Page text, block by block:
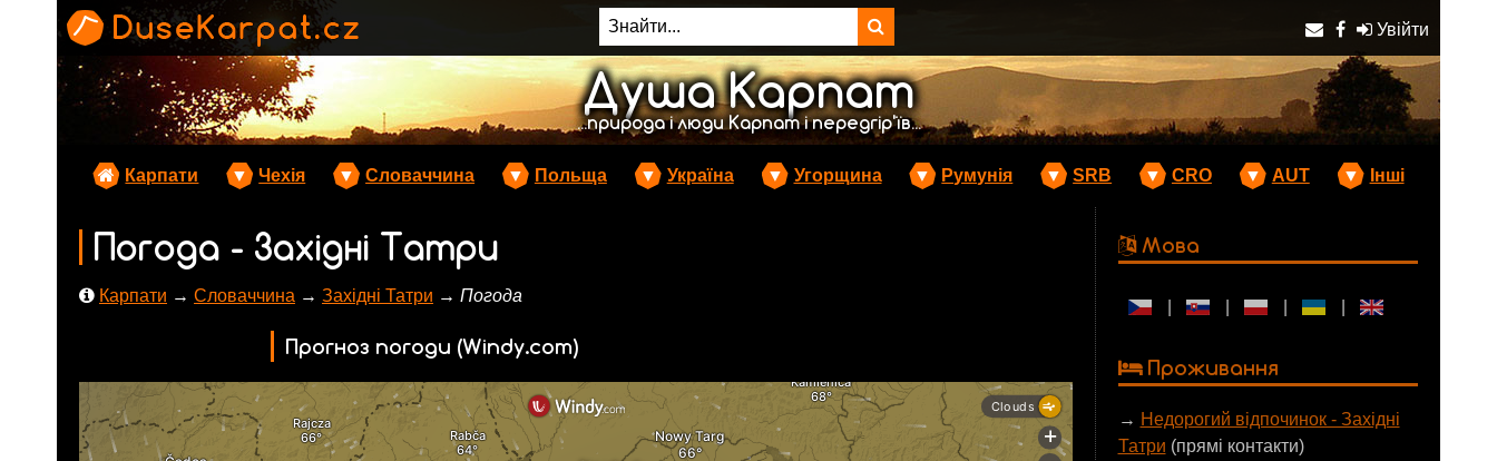
Душа Карпат
...природа і люди Карпат і передгір'їв...
Увійти
Карпати ▼ Чехія ▼ Словаччина ▼ Польща ▼ Україна ▼ Угорщина ▼ Румунія ▼ SRB ▼ CRO ▼ AUT ▼ Інші
Погода - Західні Татри
Карпати → Словаччина → Західні Татри → Погода
Прогноз погоди (Windy.com)
Мова
Проживання
→ Недорогий відпочинок - Західні
Татри (прямі контакти)